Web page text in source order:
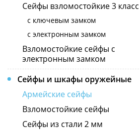
Сейфы взломостойкие 3 класс
с ключевым замком
с электронным замком
Взломостойкие сейфы с
электронным замком
Сейфы и шкафы оружейные
Армейские сейфы
Взломостойкие сейфы
Сейфы из стали 2 мм